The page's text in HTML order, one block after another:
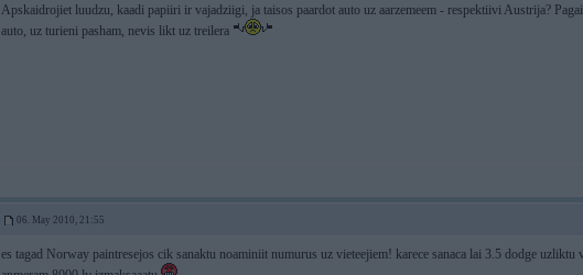
Apskaidrojiet luudzu, kaadi papiiri ir vajadziigi, ja taisos paardot auto uz aarzemeem - respektiivi Austrija?
auto, uz turieni pasham, nevis likt uz treilera
06. May 2010, 21:55
es tagad Norway paintresejos cik sanaktu noaminiit numurus uz vieteejiem! karece sanaca lai 3.5 dodge uzliktu